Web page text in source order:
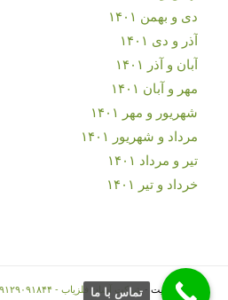
دی و بهمن ۱۴۰۱
آذر و دی ۱۴۰۱
آبان و آذر ۱۴۰۱
مهر و آبان ۱۴۰۱
شهریور و مهر ۱۴۰۱
مرداد و شهریور ۱۴۰۱
تیر و مرداد ۱۴۰۱
خرداد و تیر ۱۴۰۱
© کپی رایت -شرکت آسان فلزیاب - ۰۹۱۲۹۰۹۱۸۴۴
تماس با ما